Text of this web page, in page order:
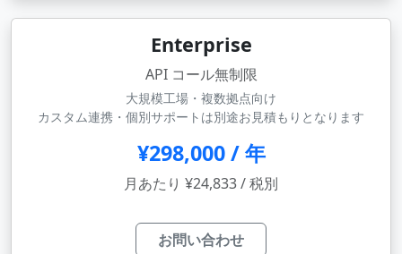
Enterprise
API コール無制限
大規模工場・複数拠点向け
カスタム連携・個別サポートは別途お見積もりとなります
¥298,000 / 年
月あたり ¥24,833 / 税別
お問い合わせ